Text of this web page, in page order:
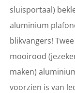
sluisportaal)
aluminium
blikvangers!
mooirood
maken)
voorzien is van